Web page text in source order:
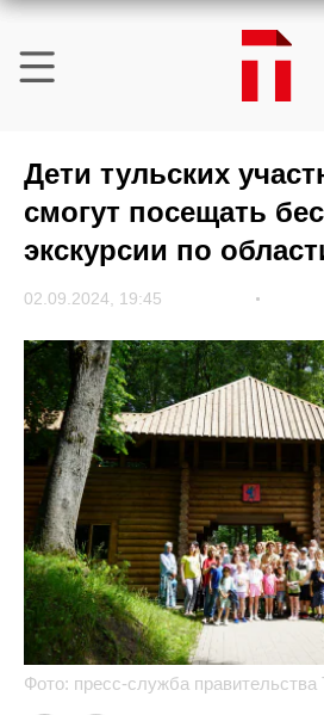
Дети тульских
смогут посещать
экскурсии по
02.09.2024, 19:45
Фото: пресс-служба правительства